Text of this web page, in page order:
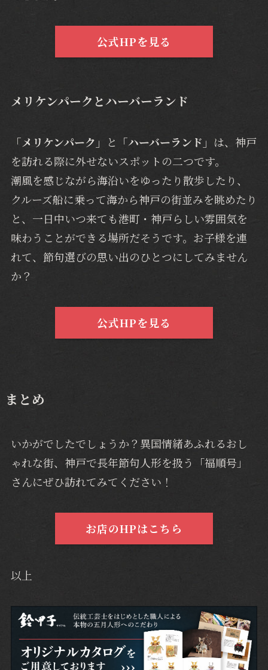
公式HPを見る
メリケンパークとハーバーランド
「メリケンパーク」 と 「ハーバーランド」 は、神戸
を訪れる際に外せないスポットの二つです。
潮風を感じながら海沿いをゆったり散歩したり、
クルーズ船に乗って海から神戸の街並みを眺めたり
と、一日中いつ来ても港町・神戸らしい雰囲気を
味わうことができる場所だそうです。お子様を連
れて、節句選びの思い出のひとつにしてみません
か？
公式HPを見る
まとめ
いかがでしたでしょうか？異国情緒あふれるおし
ゃれな街、神戸で長年節句人形を扱う「福順号」
さんにぜひ訪れてみてください！
お店のHPはこちら
以上